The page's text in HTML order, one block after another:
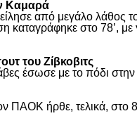
Καμαρά
από μεγάλο
καταγράφηκε στο 78’,
του Ζίβκοβιτς
έσωσε με το πόδι στην
ΠΑΟΚ ήρθε, τελικά, στο